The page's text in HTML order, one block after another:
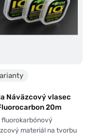
Náväzcový vlasec
20m
fluorokarbónový
materiál na tvorbu